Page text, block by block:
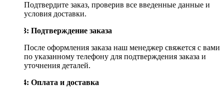
Подтвердите заказ, проверив все введенные данные и
условия доставки.
Шаг 3: Подтверждение заказа
После оформления заказа наш менеджер свяжется с вами
по указанному телефону для подтверждения заказа и
уточнения деталей.
Шаг 4: Оплата и доставка